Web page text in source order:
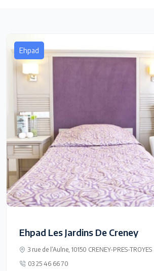
Ehpad
Ehpad Les Jardins De Creney
3 rue de l’Aulne, 10150 CRENEY-PRES-TROYES
03 25 46 66 70